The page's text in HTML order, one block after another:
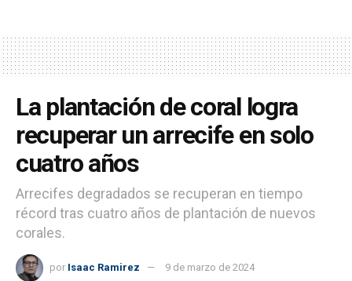
La plantación de coral logra
recuperar un arrecife en solo
cuatro años
Arrecifes degradados se recuperan en tiempo
récord tras cuatro años de plantación de nuevos
corales.
por Isaac Ramirez 9 de marzo de 2024